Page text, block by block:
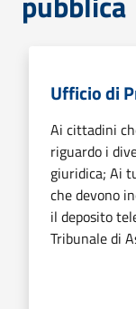
Ufficio di
Ai cittadini
riguardo i
giuridica; Ai
che devono
il deposito
Tribunale di